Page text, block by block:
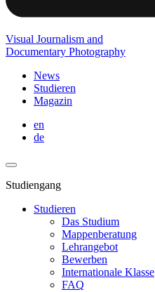
Visual Journalism and
Documentary Photography
News
Studieren
Magazin
en
de
Studiengang
Studieren
Das Studium
Mappenberatung
Lehrangebot
Bewerben
Internationale Klasse
FAQ